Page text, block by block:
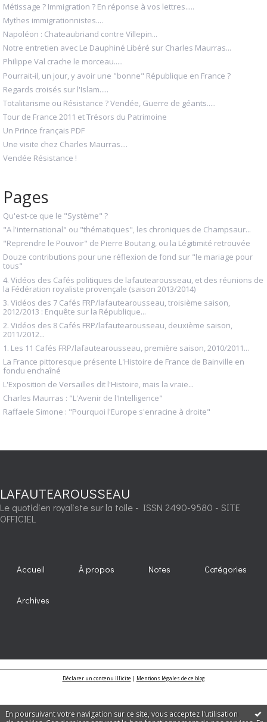
En poursuivant votre navigation sur ce site, vous acceptez l'utilisation
Métissage ? Immigration ? En réponse à vos lettres.....
Mythes immigrationnistes....
Napoléon : Chateaubriand contre Villepin...
Notre entretien avec Le Dauphiné Libéré sur Charles Maurras...
Philippe Val crache le morceau.....
Pourrait-il, un jour, y avoir une "bonne" République en France ?
Regards croisés sur l'Islam.....
Totalitarisme ou Résistance ? Vendée, Guerre de géants.....
Tour de France 2011 et Trésors du Patrimoine
Un Prince français PDF
Une visite chez Charles Maurras....
Vendée Résistance !
Pages
Qu'est-ce que le "Système" ?
"A l'international" ou "thématiques", les chroniques de Champsaur...
"Reprendre le Pouvoir" de Pierre Boutang, ou la Légitimité retrouvée
Douze contributions pour une réflexion de fond sur "le mariage pour
tous"
4. Vidéos des Cafés politiques de lafautearousseau, et des réunions de
la Fédération royaliste provençale (saison 2013/2014)
3. Vidéos des 7 Cafés FRP/lafautearousseau, troisième saison,
2012/2013 : Enquête sur la République...
2. Vidéos des 8 Cafés FRP/lafautearousseau, deuxième saison,
2011/2012...
1. Les 11 Cafés FRP/lafautearousseau, première saison, 2010/2011...
La France pittoresque présente L'Histoire de France de Bainville en
fondu enchaîné
L'Exposition de Versailles dit l'Histoire, mais la vraie...
Charles Maurras : "L'Avenir de l'Intelligence"
Raffaele Simone : "Pourquoi l'Europe s'enracine à droite"
LAFAUTEAROUSSEAU
Le quotidien royaliste sur la toile - ISSN 2490-9580 - SITE
OFFICIEL
Accueil À propos Notes Catégories
Archives
Déclarer un contenu illicite| Mentions légales de ce blog